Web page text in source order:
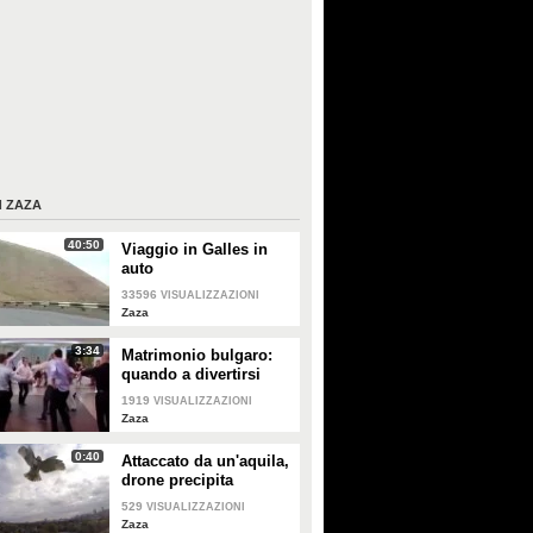
ZAZA
40:50
Viaggio in Galles in
auto
33596 VISUALIZZAZIONI
Zaza
3:34
Matrimonio bulgaro:
quando a divertirsi
sono gli uomini
1919 VISUALIZZAZIONI
Zaza
0:40
Attaccato da un'aquila,
drone precipita
rovinosamente
529 VISUALIZZAZIONI
Zaza